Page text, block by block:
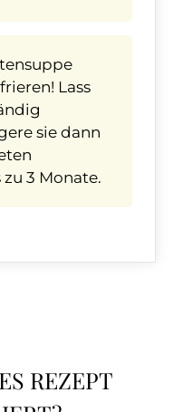
Lass
sie dann
3 Monate.
REZEPT